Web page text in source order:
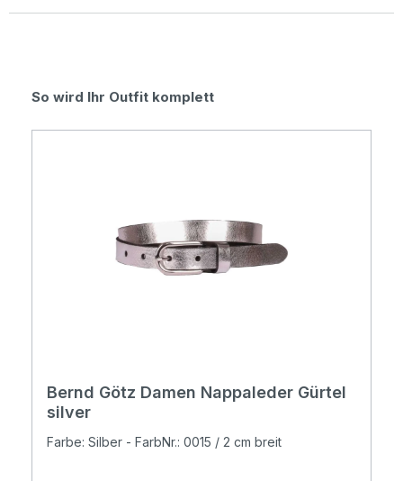
Produktgalerie überspringen
So wird Ihr Outfit komplett
Bernd Götz Damen Nappaleder Gürtel
silver
Farbe: Silber - FarbNr.: 0015 / 2 cm breit